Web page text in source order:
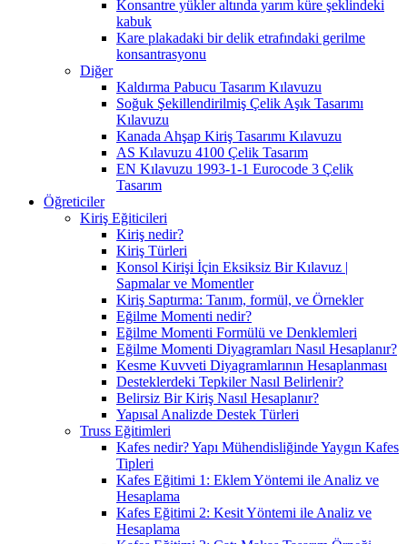
Konsantre yükler altında yarım küre şeklindeki
kabuk
Kare plakadaki bir delik etrafındaki gerilme
konsantrasyonu
Diğer
Kaldırma Pabucu Tasarım Kılavuzu
Soğuk Şekillendirilmiş Çelik Aşık Tasarımı
Kılavuzu
Kanada Ahşap Kiriş Tasarımı Kılavuzu
AS Kılavuzu 4100 Çelik Tasarım
EN Kılavuzu 1993-1-1 Eurocode 3 Çelik
Tasarım
Öğreticiler
Kiriş Eğiticileri
Kiriş nedir?
Kiriş Türleri
Konsol Kirişi İçin Eksiksiz Bir Kılavuz |
Sapmalar ve Momentler
Kiriş Saptırma: Tanım, formül, ve Örnekler
Eğilme Momenti nedir?
Eğilme Momenti Formülü ve Denklemleri
Eğilme Momenti Diyagramları Nasıl Hesaplanır?
Kesme Kuvveti Diyagramlarının Hesaplanması
Desteklerdeki Tepkiler Nasıl Belirlenir?
Belirsiz Bir Kiriş Nasıl Hesaplanır?
Yapısal Analizde Destek Türleri
Truss Eğitimleri
Kafes nedir? Yapı Mühendisliğinde Yaygın Kafes
Tipleri
Kafes Eğitimi 1: Eklem Yöntemi ile Analiz ve
Hesaplama
Kafes Eğitimi 2: Kesit Yöntemi ile Analiz ve
Hesaplama